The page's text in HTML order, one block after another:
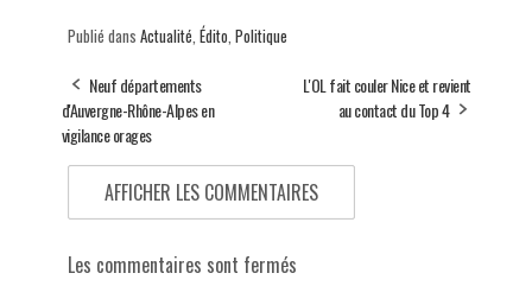
Publié dans Actualité Édito Politique
Neuf départements
d'Auvergne-Rhône-Alpes en
vigilance orages
L'OL fait couler Nice et revient
au contact du Top 4
AFFICHER LES COMMENTAIRES
Les commentaires sont fermés